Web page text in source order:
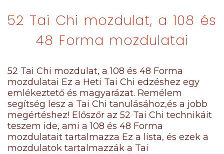
52 Tai Chi mozdulat, a 108 és
48 Forma mozdulatai
52 Tai Chi mozdulat, a 108 és 48 Forma
mozdulatai Ez a Heti Tai Chi edzéshez egy
emlékeztető és magyarázat. Remélem
segítség lesz a Tai Chi tanulásához,és a jobb
megértéshez! Előszőr az 52 Tai Chi technikáit
teszem ide, ami a 108 és 48 Forma
mozdulatait tartalmazza Ez a lista, és ezek a
mozdulatok tartalmazzák a Tai